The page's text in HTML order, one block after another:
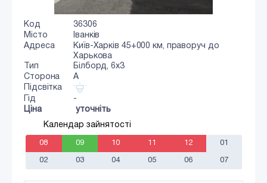
Код
36306
Місто
Іванків
Адреса
Київ-Харків 45+000 км, праворуч до
Харькова
Тип
Білборд, 6х3
Сторона
A
Підсвітка
Гід
-
Ціна
уточніть
Календар зайнятості
08 09 10 11 12 01
02 03 04 05 06 07